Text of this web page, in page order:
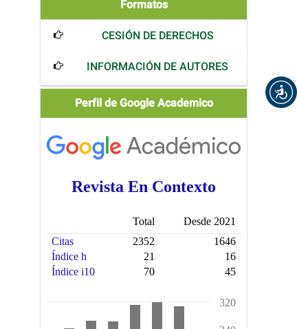
Formatos
CESIÓN DE DERECHOS
INFORMACIÓN DE AUTORES
ScholarPerfil de Google Academico